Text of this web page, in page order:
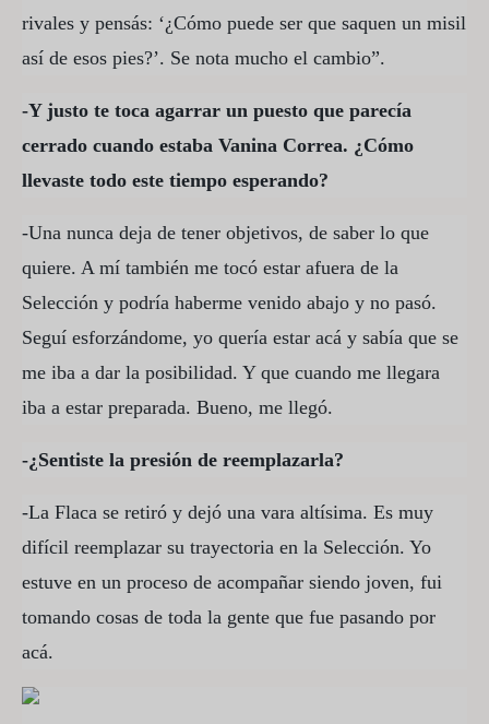
rivales y pensás: ‘¿Cómo puede ser que saquen un misil
así de esos pies?’. Se nota mucho el cambio”.
-Y justo te toca agarrar un puesto que parecía
cerrado cuando estaba Vanina Correa. ¿Cómo
llevaste todo este tiempo esperando?
-Una nunca deja de tener objetivos, de saber lo que
quiere. A mí también me tocó estar afuera de la
Selección y podría haberme venido abajo y no pasó.
Seguí esforzándome, yo quería estar acá y sabía que se
me iba a dar la posibilidad. Y que cuando me llegara
iba a estar preparada. Bueno, me llegó.
-¿Sentiste la presión de reemplazarla?
-La Flaca se retiró y dejó una vara altísima. Es muy
difícil reemplazar su trayectoria en la Selección. Yo
estuve en un proceso de acompañar siendo joven, fui
tomando cosas de toda la gente que fue pasando por
acá.